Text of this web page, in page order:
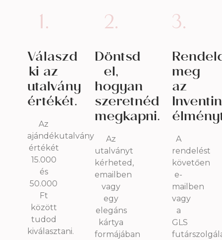
1.
Válaszd
ki az
utalvány
értékét.
Az
ajándékutalvány
értékét
15.000
és
50.000
Ft
között
tudod
kiválasztani.
2.
Döntsd
el,
hogyan
szeretnéd
megkapni.
Az
utalványt
kérheted,
emailben
vagy
egy
elegáns
kártya
formájában
3.
meg
az
A
rendelést
követően
e-
mailben
vagy
a
GLS